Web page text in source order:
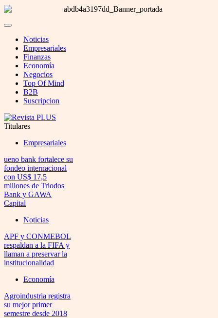
Noticias
Empresariales
Finanzas
Economía
Negocios
Top Of Mind
B2B
Suscripcion
Titulares
Empresariales
ueno bank fortalece su
fondeo internacional
con US$ 17,5
millones de Triodos
Bank y GAWA
Capital
Noticias
APF y CONMEBOL
respaldan a la FIFA y
llaman a preservar la
institucionalidad
Economía
Agroindustria registra
su mejor primer
semestre desde 2018